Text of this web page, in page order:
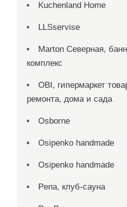
Kuchenland Home
LLSservise
Marton Северная,
комплекс
OBI, гипермаркет
ремонта, дома и сада
Osborne
Osipenko handmade
Osipenko handmade
Pena, клуб-сауна